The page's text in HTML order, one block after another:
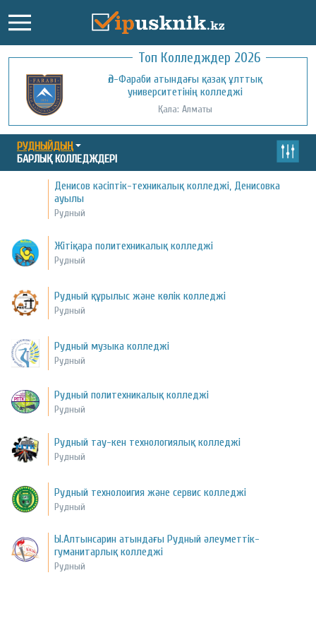
Топ Колледждер 2026
Әл-Фараби атындағы қазақ ұлттық
университетінің колледжі
Қала: Алматы
РУДНЫЙДЫҢ
БАРЛЫҚ КОЛЛЕДЖДЕРІ
Денисов кәсіптік-техникалық колледжі, Денисовка
ауылы
Рудный
Жітіқара политехникалық колледжі
Рудный
Рудный құрылыс және көлік колледжі
Рудный
Рудный музыка колледжі
Рудный
Рудный политехникалық колледжі
Рудный
Рудный тау-кен технологиялық колледжі
Рудный
Рудный технолоигия және сервис колледжі
Рудный
Ы.Алтынсарин атындағы Рудный әлеуметтік-
гуманитарлық колледжі
Рудный